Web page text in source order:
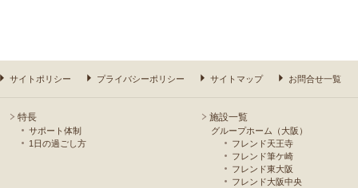
サイトポリシー プライバシーポリシー サイトマップ お問合せ一覧
特長
サポート体制
1日の過ごし方
施設一覧
グループホーム（大阪）
フレンド天王寺
フレンド筆ケ崎
フレンド東大阪
フレンド大阪中央